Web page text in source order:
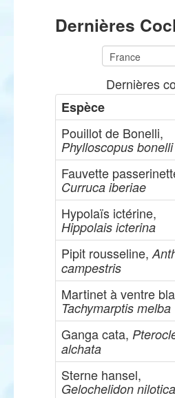
Dernières
Dernières
Espèce
Pouillot de Bonelli,
Phylloscopus bonelli
Fauvette
Curruca iberiae
Hypolaïs ictérine,
Hippolais icterina
Pipit rousseline,
campestris
Martinet à ventre
Tachymarptis melba
Ganga cata,
alchata
Sterne hansel,
Gelochelidon nilotica